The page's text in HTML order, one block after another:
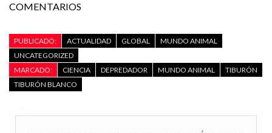
COMENTARIOS
PUBLICADO: ACTUALIDAD GLOBAL
MUNDO ANIMAL
UNCATEGORIZED
MARCADO:
CIENCIA DEPREDADOR MUNDO ANIMAL
TIBURÓN
TIBURÓN BLANCO